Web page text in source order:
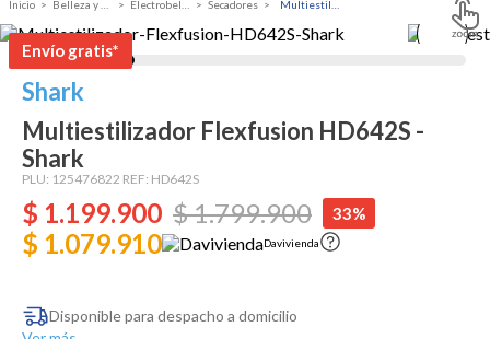
Belleza y Cuidado Personal Electrobelleza Secadores
Envío gratis*
Shark
Multiestilizador Flexfusion HD642S -
Shark
PLU: 125476822 REF: HD642S
$ 1.199.900 $1.799.900 33%
$ 1.079.910 Davivienda
Disponible para despacho a domicilio
Pijamas
Electro
Figuras Toy Story
Carters
Silla Mecedora Bebé
Bebes
Cuna Colecho
Dinosaurio Juguete